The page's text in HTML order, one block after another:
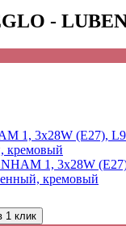
-
1, 3х28W
кремовый
1 клик